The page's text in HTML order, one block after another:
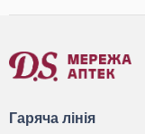
Гаряча лінія